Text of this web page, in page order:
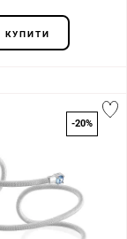
КУПИТИ
-20%